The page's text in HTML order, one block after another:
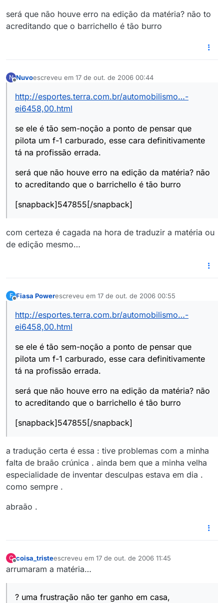
será que não houve erro na edição da matéria? não to
acreditando que o barrichello é tão burro
N Nuvoescreveu em 17 de out. de 2006 00:44
última edição por
http://esportes.terra.com.br/automobilismo…-
ei6458,00.html
se ele é tão sem-noção a ponto de pensar que
pilota um f-1 carburado, esse cara definitivamente
tá na profissão errada.
será que não houve erro na edição da matéria? não
to acreditando que o barrichello é tão burro
[snapback]547855[/snapback]
com certeza é cagada na hora de traduzir a matéria ou
de edição mesmo…
F Fiasa Powerescreveu em 17 de out. de 2006 00:55
última edição por
http://esportes.terra.com.br/automobilismo…-
ei6458,00.html
se ele é tão sem-noção a ponto de pensar que
pilota um f-1 carburado, esse cara definitivamente
tá na profissão errada.
será que não houve erro na edição da matéria? não
to acreditando que o barrichello é tão burro
[snapback]547855[/snapback]
a tradução certa é essa : tive problemas com a minha
falta de braão crúnica . ainda bem que a minha velha
especialidade de inventar desculpas estava em dia .
como sempre .
abraão .
C coisa_tristeescreveu em 17 de out. de 2006 11:45
última edição por
arrumaram a matéria…
? uma frustração não ter ganho em casa,